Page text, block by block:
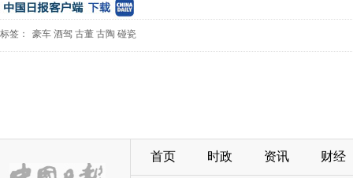
标签： 豪车 酒驾 古董 古陶 碰瓷
首页 时政 资讯 财经